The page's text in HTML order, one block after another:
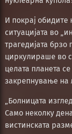
И покрај обидите
ситуацијата во
трагедијата брзо
циркулираше во
целата планета
закрепнување на
„Болницата
Само неколку
вистинската